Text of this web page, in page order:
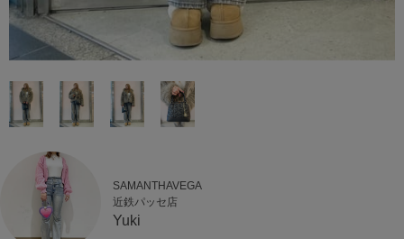
SAMANTHAVEGA
近鉄パッセ店
Yuki